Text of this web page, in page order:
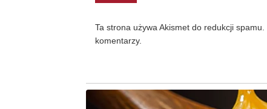
Ta strona używa Akismet do redukcji spamu.
komentarzy.